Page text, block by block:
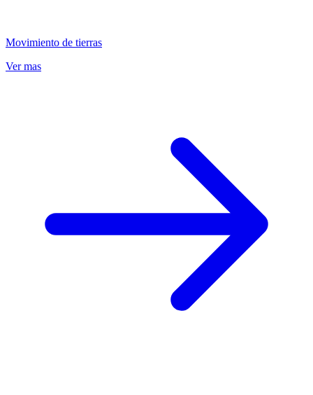
Movimiento de tierras
Ver mas